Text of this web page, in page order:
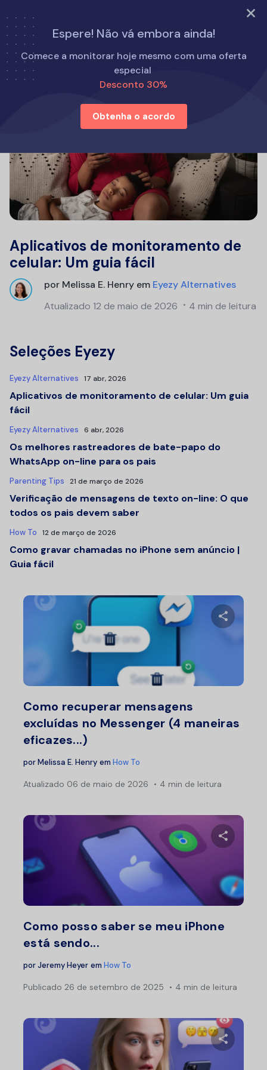
EXPERIMENTE AGORA
Espere! Não vá embora ainda!
Comece a monitorar hoje mesmo com uma oferta
especial
Desconto 30%
Obtenha o acordo
Aplicativos de monitoramento de
celular: Um guia fácil
por Melissa E. Henry em Eyezy Alternatives
Atualizado 12 de maio de 2026 4 min de leitura
Seleções Eyezy
Eyezy Alternatives 17 abr, 2026
Aplicativos de monitoramento de celular: Um guia
fácil
Eyezy Alternatives 6 abr, 2026
Os melhores rastreadores de bate-papo do
WhatsApp on-line para os pais
Parenting Tips 21 de março de 2026
Verificação de mensagens de texto on-line: O que
todos os pais devem saber
How To 12 de março de 2026
Como gravar chamadas no iPhone sem anúncio |
Guia fácil
Como recuperar mensagens
excluídas no Messenger (4 maneiras
eficazes...)
porMelissa E. Henry em How To
Atualizado 06 de maio de 2026 4 min de leitura
Como posso saber se meu iPhone
está sendo...
porJeremy Heyer em How To
Publicado 26 de setembro de 2025 4 min de leitura